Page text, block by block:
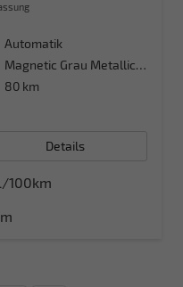
Automatik
Magnetic Grau Metallic (S7)
80 km
Details
100km